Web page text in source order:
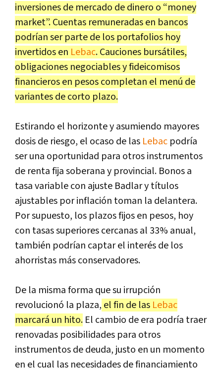
inversiones de mercado de dinero o “money
market”. Cuentas remuneradas en bancos
podrían ser parte de los portafolios hoy
invertidos en Lebac. Cauciones bursátiles,
obligaciones negociables y fideicomisos
financieros en pesos completan el menú de
variantes de corto plazo.
Estirando el horizonte y asumiendo mayores
dosis de riesgo, el ocaso de las Lebac podría
ser una oportunidad para otros instrumentos
de renta fija soberana y provincial. Bonos a
tasa variable con ajuste Badlar y títulos
ajustables por inflación toman la delantera.
Por supuesto, los plazos fijos en pesos, hoy
con tasas superiores cercanas al 33% anual,
también podrían captar el interés de los
ahorristas más conservadores.
De la misma forma que su irrupción
revolucionó la plaza, el fin de las Lebac
marcará un hito. El cambio de era podría traer
renovadas posibilidades para otros
instrumentos de deuda, justo en un momento
en el cual las necesidades de financiamiento